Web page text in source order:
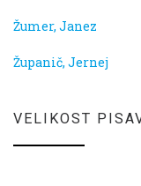
Žumer, Janez
Županič, Jernej
VELIKOST